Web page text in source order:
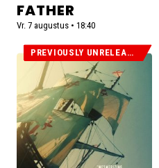
FATHER
Vr. 7 augustus • 18:40
Lees
meer
over
Magellan
(Previously
Unreleased)
PREVIOUSLY UNRELEASED